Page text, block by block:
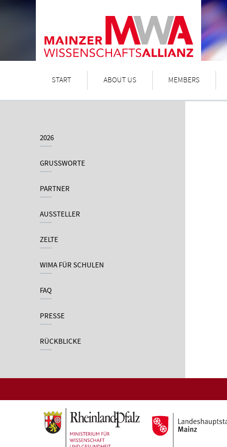
START ABOUT US MEMBERS
2026
GRUSSWORTE
PARTNER
AUSSTELLER
ZELTE
WIMA FÜR SCHULEN
FAQ
PRESSE
RÜCKBLICKE